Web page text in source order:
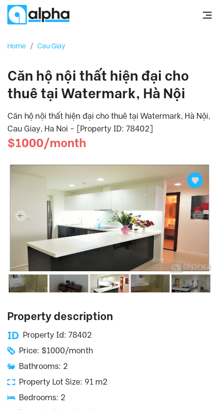
Home / Cau Giay
Căn hộ nội thất hiện đại cho
thuê tại Watermark, Hà Nội
Căn hộ nội thất hiện đại cho thuê tại Watermark, Hà Nội,
Cau Giay, Ha Noi - [Property ID: 78402]
$1000/month
Property description
Property Id: 78402
Price: $1000/month
Bathrooms: 2
Property Lot Size: 91 m2
Bedrooms: 2